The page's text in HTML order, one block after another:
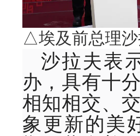
△埃及前总理
沙拉夫表
办，具有十
相知相交、
象更新的美